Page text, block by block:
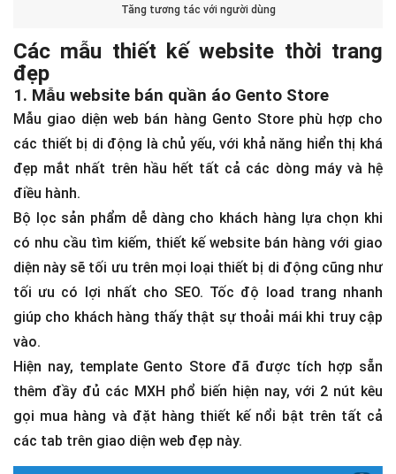
Tăng tương tác với người dùng
Các mẫu thiết kế website thời trang
đẹp
1. Mẫu website bán quần áo Gento Store
Mẫu giao diện web bán hàng Gento Store phù hợp cho
các thiết bị di động là chủ yếu, với khả năng hiển thị khá
đẹp mắt nhất trên hầu hết tất cả các dòng máy và hệ
điều hành.
Bộ lọc sản phẩm dễ dàng cho khách hàng lựa chọn khi
có nhu cầu tìm kiếm, thiết kế website bán hàng với giao
diện này sẽ tối ưu trên mọi loại thiết bị di động cũng như
tối ưu có lợi nhất cho SEO. Tốc độ load trang nhanh
giúp cho khách hàng thấy thật sự thoải mái khi truy cập
vào.
Hiện nay, template Gento Store đã được tích hợp sẵn
thêm đầy đủ các MXH phổ biến hiện nay, với 2 nút kêu
gọi mua hàng và đặt hàng thiết kế nổi bật trên tất cả
các tab trên giao diện web đẹp này.